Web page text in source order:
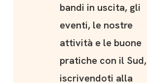
bandi in uscita, gli
eventi, le nostre
attività e le buone
pratiche con il Sud,
iscrivendoti alla